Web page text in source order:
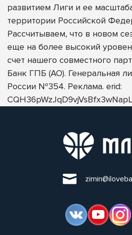
развитием Лиги и ее
территории Российской
Рассчитываем, что в новом
еще на более высокий
счет нашего совместного
Банк ГПБ (АО). Генеральная
России №354. Реклама. erid: